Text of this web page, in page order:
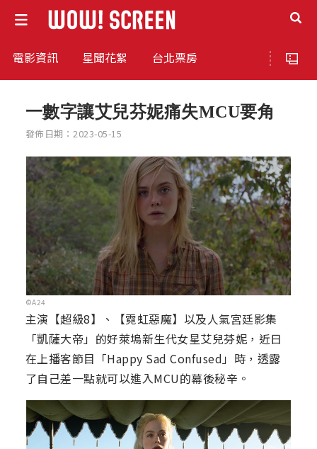
電影資訊 星聞花絮 台北票房
一數字讓艾兒芬妮痛失MCU要角
發佈日期：2023-05-15
©A24
主演【超級8】、【霓虹惡魔】以及人氣宮廷影集
「凱薩大帝」的好萊塢新生代女星艾兒芬妮，近日
在上播客節目「Happy Sad Confused」時，透露
了自己差一點就可以進入MCU的幕後秘辛。